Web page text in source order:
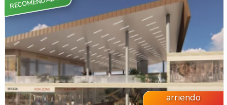
VER INMUEBLE
arriendo